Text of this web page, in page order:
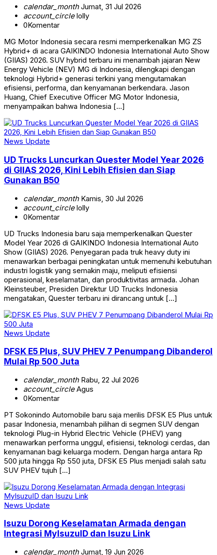
calendar_monthJumat, 31 Jul 2026
account_circlelolly
0Komentar
MG Motor Indonesia secara resmi memperkenalkan MG ZS
Hybrid+ di acara GAIKINDO Indonesia International Auto Show
(GIIAS) 2026. SUV hybrid terbaru ini menambah jajaran New
Energy Vehicle (NEV) MG di Indonesia, dilengkapi dengan
teknologi Hybrid+ generasi terkini yang mengutamakan
efisiensi, performa, dan kenyamanan berkendara. Jason
Huang, Chief Executive Officer MG Motor Indonesia,
menyampaikan bahwa Indonesia […]
News Update
UD Trucks Luncurkan Quester Model Year 2026
di GIIAS 2026, Kini Lebih Efisien dan Siap
Gunakan B50
calendar_monthKamis, 30 Jul 2026
account_circlelolly
0Komentar
UD Trucks Indonesia baru saja memperkenalkan Quester
Model Year 2026 di GAIKINDO Indonesia International Auto
Show (GIIAS) 2026. Penyegaran pada truk heavy duty ini
menawarkan berbagai peningkatan untuk memenuhi kebutuhan
industri logistik yang semakin maju, meliputi efisiensi
operasional, keselamatan, dan produktivitas armada. Johan
Kleinsteuber, Presiden Direktur UD Trucks Indonesia
mengatakan, Quester terbaru ini dirancang untuk […]
News Update
DFSK E5 Plus, SUV PHEV 7 Penumpang Dibanderol
Mulai Rp 500 Juta
calendar_monthRabu, 22 Jul 2026
account_circleAgus
0Komentar
PT Sokonindo Automobile baru saja merilis DFSK E5 Plus untuk
pasar Indonesia, menambah pilihan di segmen SUV dengan
teknologi Plug-in Hybrid Electric Vehicle (PHEV) yang
menawarkan performa unggul, efisiensi, teknologi cerdas, dan
kenyamanan bagi keluarga modern. Dengan harga antara Rp
500 juta hingga Rp 550 juta, DFSK E5 Plus menjadi salah satu
SUV PHEV tujuh […]
News Update
Isuzu Dorong Keselamatan Armada dengan
Integrasi MyIsuzuID dan Isuzu Link
calendar_monthJumat, 19 Jun 2026